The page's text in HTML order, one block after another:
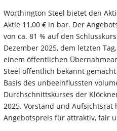
Worthington Steel bietet den
Aktie 11,00 € in bar. Der
von ca. 81 % auf den
Dezember 2025, dem letzten
einem öffentlichen
Steel öffentlich bekannt
Basis des unbeeinflussten
Durchschnittskurses der
2025. Vorstand und Aufsichtsrat
Angebotspreis für attraktiv, fair